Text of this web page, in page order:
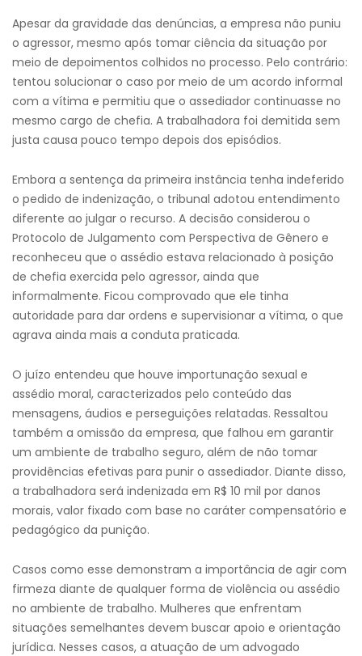
Apesar da gravidade das denúncias, a empresa não puniu
o agressor, mesmo após tomar ciência da situação por
meio de depoimentos colhidos no processo. Pelo contrário:
tentou solucionar o caso por meio de um acordo informal
com a vítima e permitiu que o assediador continuasse no
mesmo cargo de chefia. A trabalhadora foi demitida sem
justa causa pouco tempo depois dos episódios.
Embora a sentença da primeira instância tenha indeferido
o pedido de indenização, o tribunal adotou entendimento
diferente ao julgar o recurso. A decisão considerou o
Protocolo de Julgamento com Perspectiva de Gênero e
reconheceu que o assédio estava relacionado à posição
de chefia exercida pelo agressor, ainda que
informalmente. Ficou comprovado que ele tinha
autoridade para dar ordens e supervisionar a vítima, o que
agrava ainda mais a conduta praticada.
O juízo entendeu que houve importunação sexual e
assédio moral, caracterizados pelo conteúdo das
mensagens, áudios e perseguições relatadas. Ressaltou
também a omissão da empresa, que falhou em garantir
um ambiente de trabalho seguro, além de não tomar
providências efetivas para punir o assediador. Diante disso,
a trabalhadora será indenizada em R$ 10 mil por danos
morais, valor fixado com base no caráter compensatório e
pedagógico da punição.
Casos como esse demonstram a importância de agir com
firmeza diante de qualquer forma de violência ou assédio
no ambiente de trabalho. Mulheres que enfrentam
situações semelhantes devem buscar apoio e orientação
jurídica. Nesses casos, a atuação de um advogado